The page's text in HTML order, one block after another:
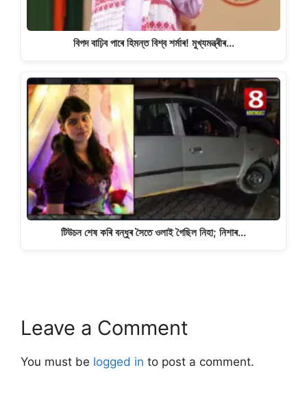
বিপদ বাঢ়িব পাৰে হিমন্ত বিশ্ব শৰ্মাৰ! মুখ্যমন্ত্ৰীৰ…
টিউচন শেষ কৰি বন্ধুৰ সৈতে ওলাই গৈছিল নিহা; নিশাৰ…
Leave a Comment
You must be logged in to post a comment.